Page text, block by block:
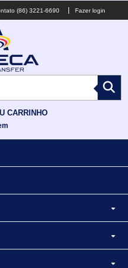
(86) 3221-6690 Fazer login
CARRINHO